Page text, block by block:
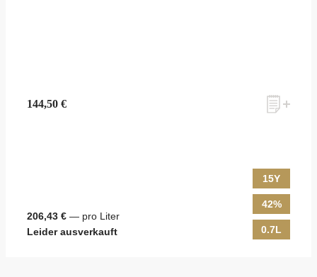
144,50 €
206,43 € — pro Liter
Leider ausverkauft
15Y
42%
0.7L